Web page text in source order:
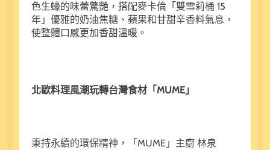
色生蠔的味蕾驚艷，搭配麥卡倫「雙雪莉桶 15
年」優雅的奶油焦糖、蘋果和甘甜辛香料氣息，
使整體口感更加香甜溫暖。
北歐料理風潮玩轉台灣食材「MUME」
秉持永續的環保精神，「MUME」主廚 林泉